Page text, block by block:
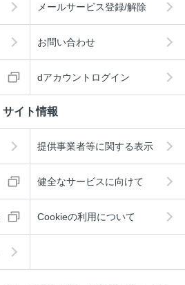
メールサービス登録/解除
お問い合わせ
dアカウントログイン
サイト情報
提供事業者等に関する表示
健全なサービスに向けて
Cookieの利用について